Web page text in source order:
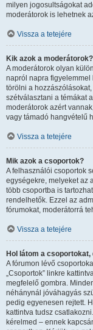
milyen jogosultságokat
moderátorok is lehetnek
Vissza a tetejére
Kik azok a moderátorok?
A moderátorok olyan
napról napra figyelemmel
törölni a
szétválasztani a témákat
moderátorok azért
vagy támadó hangvételű
Vissza a tetejére
Mik azok a csoportok?
A felhasználói csoportok
egységekre, melyeket az
több csoportba is
rendelhetők. Ezzel az
fórumokat, moderátorrá
Vissza a tetejére
Hol látom a
A fórumon lévő
„Csoportok” linkre
megfelelő gombra.
néhánynál jóváhagyás
pedig egyenesen rejtett.
kattintva tudsz
kérelmed – ennek